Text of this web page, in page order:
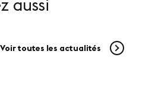
aussi
Voir toutes les actualités